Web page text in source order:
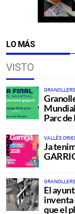
LO MÁS
VISTO
GRANOLLERS
Parc
VALLÉS
Ja
GRANOLLERS
El
inventa
que el